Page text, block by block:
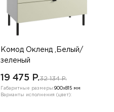
Комод Окленд ,Белый/
зеленый
19 475 P.32 134 P.
Габаритные размеры:900х815 мм
Варианты исполнения (цвет):